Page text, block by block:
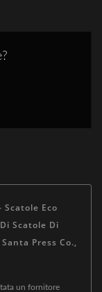
Scatole Eco
Scatole Di
Press Co.,
un fornitore